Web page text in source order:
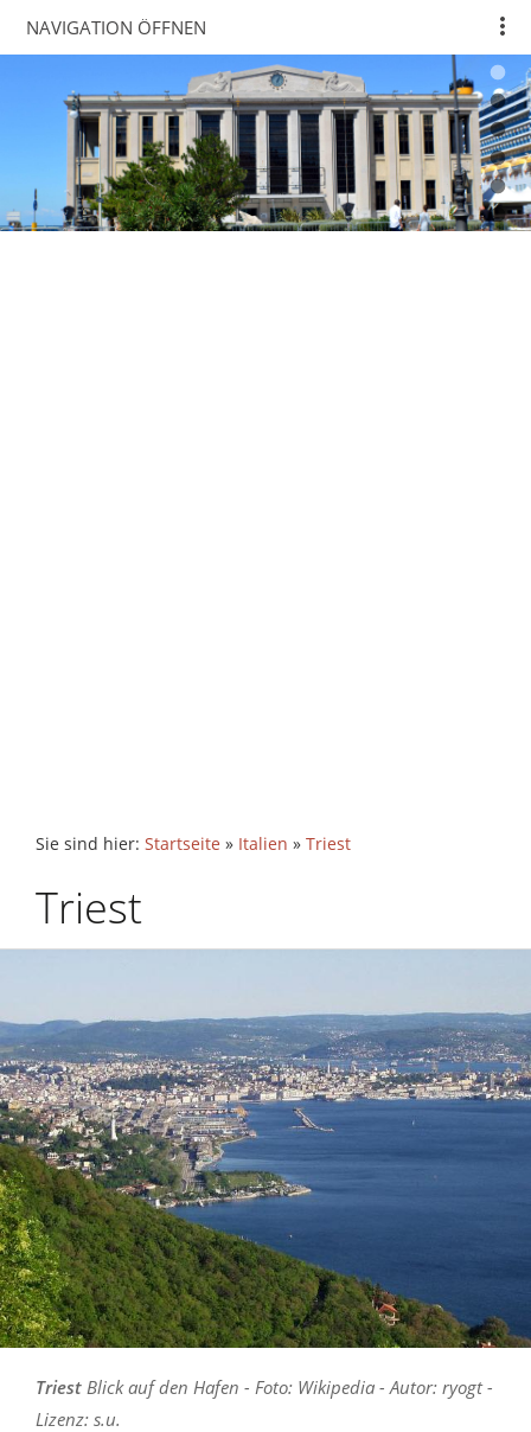
NAVIGATION ÖFFNEN
Sie sind hier: Startseite » Italien » Triest
Triest
Triest Blick auf den Hafen - Foto: Wikipedia - Autor: ryogt -
Lizenz: s.u.